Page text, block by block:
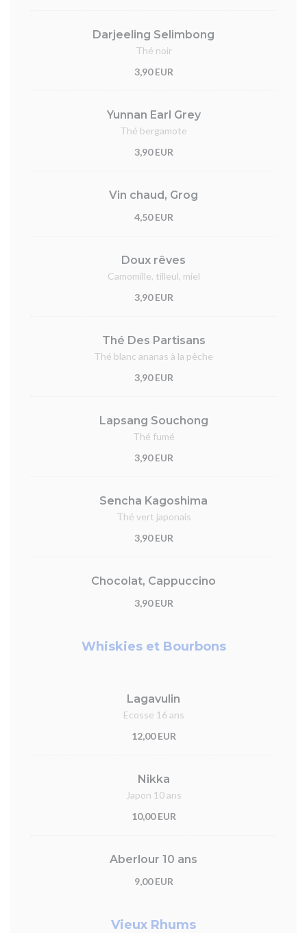
Darjeeling Selimbong
Thé noir
3,90 EUR
Yunnan Earl Grey
Thé bergamote
3,90 EUR
Vin chaud, Grog
4,50 EUR
Doux rêves
Camomille, tilleul, miel
3,90 EUR
Thé Des Partisans
Thé blanc ananas à la pêche
3,90 EUR
Lapsang Souchong
Thé fumé
3,90 EUR
Sencha Kagoshima
Thé vert japonais
3,90 EUR
Chocolat, Cappuccino
3,90 EUR
Whiskies et Bourbons
Lagavulin
Ecosse 16 ans
12,00 EUR
Nikka
Japon 10 ans
10,00 EUR
Aberlour 10 ans
9,00 EUR
Vieux Rhums